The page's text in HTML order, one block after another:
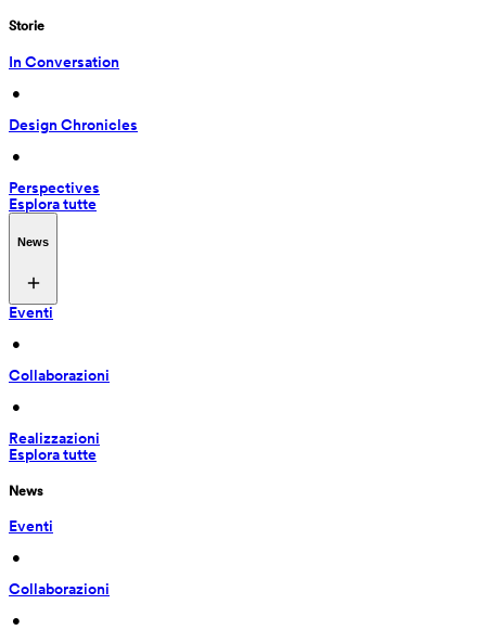
Storie
In Conversation
•
Design Chronicles
•
Perspectives
Esplora tutte
News
Eventi
•
Collaborazioni
•
Realizzazioni
Esplora tutte
News
Eventi
•
Collaborazioni
•